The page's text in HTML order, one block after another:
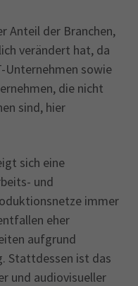
Anteil der Branchen,
verändert hat, da
Unternehmen sowie
die nicht
sind, hier
sich eine
und
immer
eher
aufgrund
Stattdessen ist das
und audiovisueller